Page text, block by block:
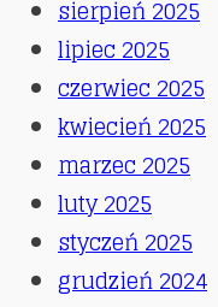
sierpień 2025
lipiec 2025
czerwiec 2025
kwiecień 2025
marzec 2025
luty 2025
styczeń 2025
grudzień 2024